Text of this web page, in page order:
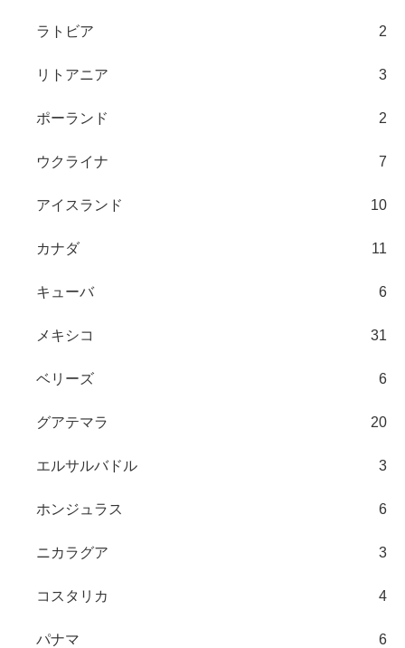
ラトビア 2
リトアニア 3
ポーランド 2
ウクライナ 7
アイスランド 10
カナダ 11
キューバ 6
メキシコ 31
ベリーズ 6
グアテマラ 20
エルサルバドル 3
ホンジュラス 6
ニカラグア 3
コスタリカ 4
パナマ 6